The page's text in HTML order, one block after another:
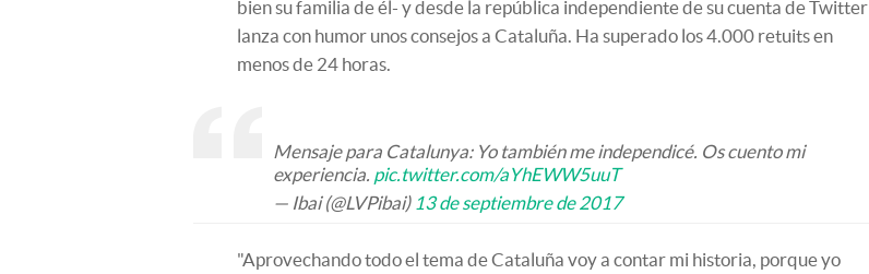
bien su familia de él- y desde la república independiente de su cuenta de Twitter
lanza con humor unos consejos a Cataluña. Ha superado los 4.000 retuits en
menos de 24 horas.
Mensaje para Catalunya: Yo también me independicé. Os cuento mi
experiencia. pic.twitter.com/aYhEWW5uuT
— Ibai (@LVPibai) 13 de septiembre de 2017
"Aprovechando todo el tema de Cataluña voy a contar mi historia, porque yo